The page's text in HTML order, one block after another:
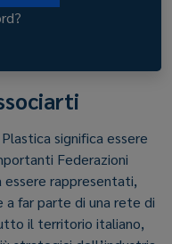
significa essere
Federazioni
essere rappresentati,
a far parte di una rete di
il territorio italiano,